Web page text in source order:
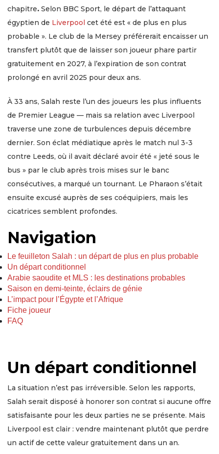
chapitre. Selon BBC Sport, le départ de l’attaquant
égyptien de Liverpool cet été est « de plus en plus
probable ». Le club de la Mersey préférerait encaisser un
transfert plutôt que de laisser son joueur phare partir
gratuitement en 2027, à l’expiration de son contrat
prolongé en avril 2025 pour deux ans.
À 33 ans, Salah reste l’un des joueurs les plus influents
de Premier League — mais sa relation avec Liverpool
traverse une zone de turbulences depuis décembre
dernier. Son éclat médiatique après le match nul 3-3
contre Leeds, où il avait déclaré avoir été « jeté sous le
bus » par le club après trois mises sur le banc
consécutives, a marqué un tournant. Le Pharaon s’était
ensuite excusé auprès de ses coéquipiers, mais les
cicatrices semblent profondes.
Navigation
Le feuilleton Salah : un départ de plus en plus probable
Un départ conditionnel
Arabie saoudite et MLS : les destinations probables
Saison en demi-teinte, éclairs de génie
L’impact pour l’Égypte et l’Afrique
Fiche joueur
FAQ
Un départ conditionnel
La situation n’est pas irréversible. Selon les rapports,
Salah serait disposé à honorer son contrat si aucune offre
satisfaisante pour les deux parties ne se présente. Mais
Liverpool est clair : vendre maintenant plutôt que perdre
un actif de cette valeur gratuitement dans un an.